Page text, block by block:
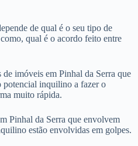
de qual é o seu tipo de
qual é o acordo feito entre
imóveis em Pinhal da Serra que
potencial inquilino a fazer o
muito rápida.
Pinhal da Serra que envolvem
estão envolvidas em golpes.